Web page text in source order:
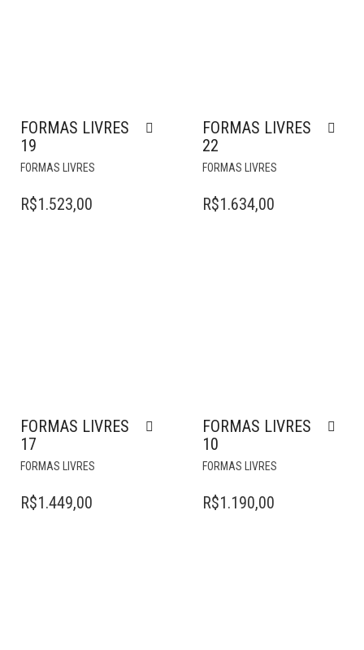
FORMAS LIVRES
19
FORMAS LIVRES
R$1.523,00
FORMAS LIVRES
22
FORMAS LIVRES
R$1.634,00
FORMAS LIVRES
17
FORMAS LIVRES
R$1.449,00
FORMAS LIVRES
10
FORMAS LIVRES
R$1.190,00